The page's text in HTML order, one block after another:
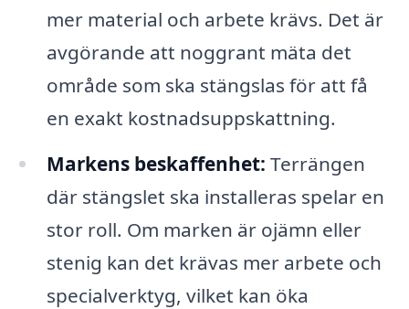
mer material och arbete krävs. Det är
avgörande att noggrant mäta det
område som ska stängslas för att få
en exakt kostnadsuppskattning.
Markens beskaffenhet: Terrängen
där stängslet ska installeras spelar en
stor roll. Om marken är ojämn eller
stenig kan det krävas mer arbete och
specialverktyg, vilket kan öka